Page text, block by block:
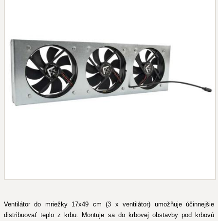
Ventilátor do mriežky 17x49 cm (3 x ventilátor) umožňuje účinnejšie
distribuovať teplo z krbu. Montuje sa do krbovej obstavby pod krbovú